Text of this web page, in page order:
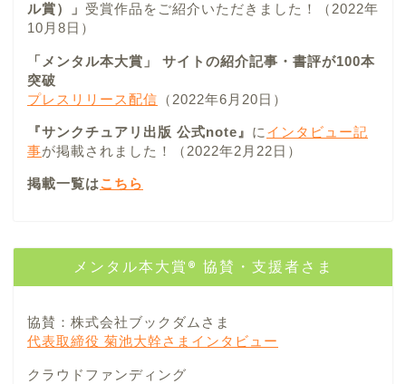
ル賞）」 受賞作品をご紹介いただきました！（2022年
10月8日）
「メンタル本大賞」 サイトの紹介記事・書評が100本
突破
プレスリリース配信 （2022年6月20日）
『サンクチュアリ出版 公式note』 に インタビュー記
事が掲載されました！（2022年2月22日）
掲載一覧はこちら
メンタル本大賞® 協賛・支援者さま
協賛：株式会社ブックダムさま
代表取締役 菊池大幹さまインタビュー
クラウドファンディング